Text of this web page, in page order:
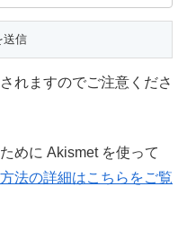
れますのでご注意くださ
めに Akismet を使って
法の詳細はこちらをご覧